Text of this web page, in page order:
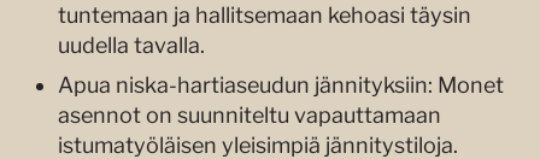
tuntemaan ja hallitsemaan kehoasi täysin
uudella tavalla.
Apua niska-hartiaseudun jännityksiin: Monet
asennot on suunniteltu vapauttamaan
istumatyöläisen yleisimpiä jännitystiloja.